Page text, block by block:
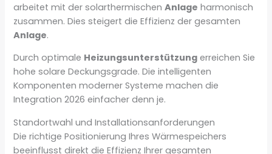
arbeitet mit der solarthermischenAnlage harmonisch
zusammen. Dies steigert die Effizienz der gesamten
Anlage.
Durch optimale Heizungsunterstützung erreichen Sie
hohe solare Deckungsgrade. Die intelligenten
Komponenten moderner Systeme machen die
Integration 2026 einfacher denn je.
Standortwahl und Installationsanforderungen
Die richtige Positionierung Ihres Wärmespeichers
beeinflusst direkt die Effizienz Ihrer gesamten